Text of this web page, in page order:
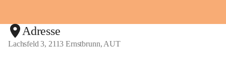
Adresse
Lachsfeld 3, 2113 Ernstbrunn, AUT